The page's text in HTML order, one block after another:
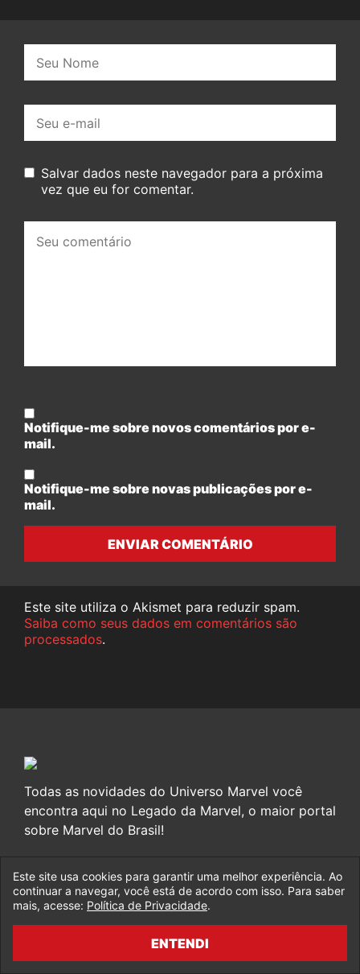
mail:
Salvar dados neste navegador para a próxima
vez que eu for comentar.
comentário:
Notifique-me sobre novos comentários por e-
mail.
Notifique-me sobre novas publicações por e-
mail.
ENVIAR COMENTÁRIO
Este site utiliza o Akismet para reduzir spam.
Saiba como seus dados em comentários são
processados.
Todas as novidades do Universo Marvel você
encontra aqui no Legado da Marvel, o maior portal
sobre Marvel do Brasil!
Fale Conosco
Política de Privacidade
Este site usa cookies para garantir uma melhor experiência. Ao
continuar a navegar, você está de acordo com isso. Para saber
mais, acesse: Política de Privacidade.
ENTENDI